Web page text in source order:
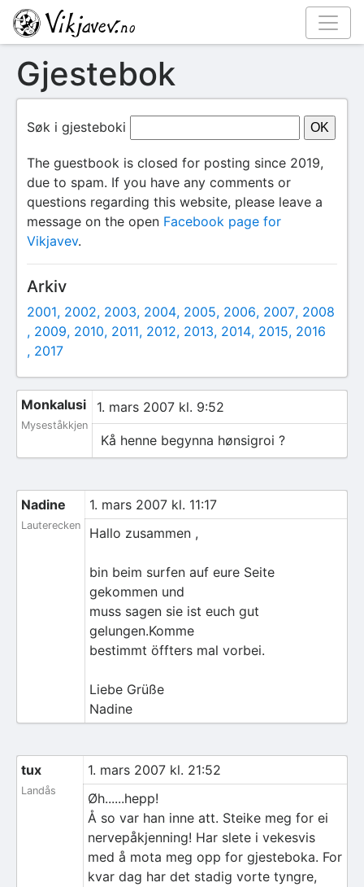
Gjestebok
Søk i gjesteboki
The guestbook is closed for posting since 2019,
due to spam. If you have any comments or
questions regarding this website, please leave a
message on the open Facebook page for
Vikjavev.
Arkiv
2001 2002 2003 2004 2005 2006 2007 2008
2009 2010 2011 2012 2013 2014 2015 2016
2017
Monkalusi
Myseståkkjen
1. mars 2007 kl. 9:52
Kå henne begynna hønsigroi ?
Nadine
Lauterecken
1. mars 2007 kl. 11:17
Hallo zusammen ,
bin beim surfen auf eure Seite
gekommen und
muss sagen sie ist euch gut
gelungen.Komme
bestimmt öffters mal vorbei.
Liebe Grüße
Nadine
tux
Landås
1. mars 2007 kl. 21:52
Øh......hepp!
Å so var han inne att. Steike meg for ei
nervepåkjenning! Har slete i vekesvis
med å mota meg opp for gjesteboka. For
kvar dag har det stadig vorte tyngre,